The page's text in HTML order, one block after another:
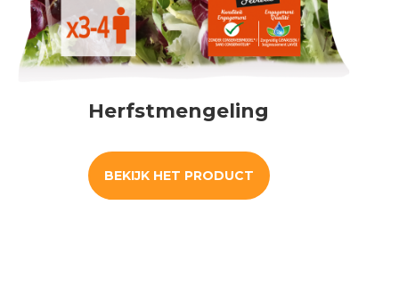
Herfstmengeling
BEKIJK HET PRODUCT